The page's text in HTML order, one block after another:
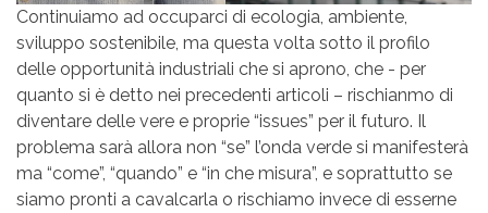
Continuiamo ad occuparci di ecologia, ambiente,
sviluppo sostenibile, ma questa volta sotto il profilo
delle opportunità industriali che si aprono, che - per
quanto si è detto nei precedenti articoli – rischianmo di
diventare delle vere e proprie “issues” per il futuro. Il
problema sarà allora non “se” l’onda verde si manifesterà
ma “come”, “quando” e “in che misura”, e soprattutto se
siamo pronti a cavalcarla o rischiamo invece di esserne